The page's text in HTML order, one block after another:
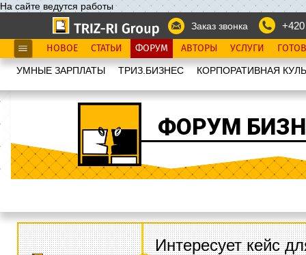
На сайте ведутся работы
Заказ звонка
НОВОЕ СТАТЬИ ФОРУМ АВТОРЫ УСЛУГИ
УМНЫЕ ЗАРПЛАТЫ ТРИЗ.БИЗНЕС КОРПОРАТИВНАЯ
ФОРУМ
Интересует кейс